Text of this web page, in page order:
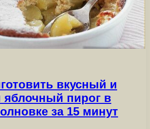
вкусный и
яблочный пирог в
за 15 минут